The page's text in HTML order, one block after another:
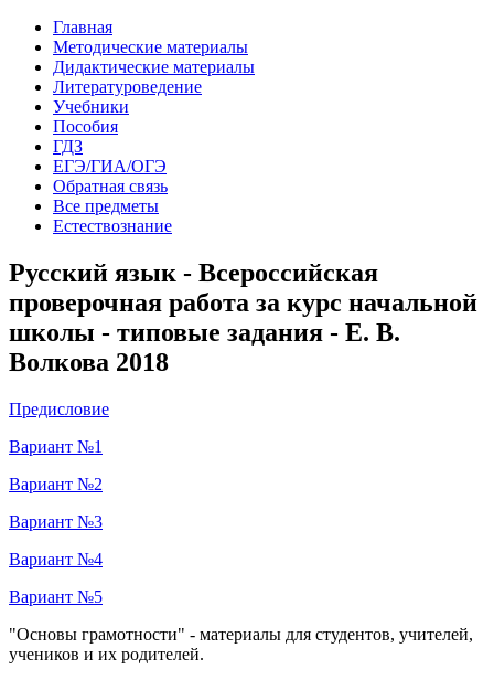
Главная
Методические материалы
Дидактические материалы
Литературоведение
Учебники
Пособия
ГДЗ
ЕГЭ/ГИА/ОГЭ
Обратная связь
Все предметы
Естествознание
Русский язык - Всероссийская
проверочная работа за курс начальной
школы - типовые задания - Е. В.
Волкова 2018
Предисловие
Вариант №1
Вариант №2
Вариант №3
Вариант №4
Вариант №5
"Основы грамотности" - материалы для студентов, учителей,
учеников и их родителей.